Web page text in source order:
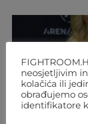
neosjetljivim
kolačića ili
obrađujemo
identifikatore